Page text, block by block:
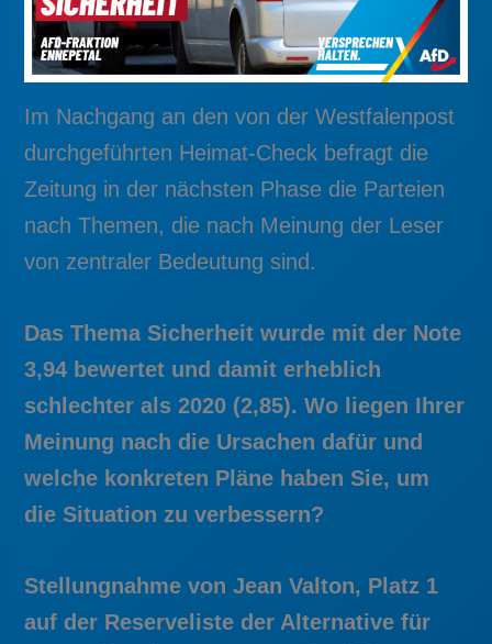
Im Nachgang an den von der Westfalenpost
durchgeführten Heimat-Check befragt die
Zeitung in der nächsten Phase die Parteien
nach Themen, die nach Meinung der Leser
von zentraler Bedeutung sind.
Das Thema Sicherheit wurde mit der Note
3,94 bewertet und damit erheblich
schlechter als 2020 (2,85). Wo liegen Ihrer
Meinung nach die Ursachen dafür und
welche konkreten Pläne haben Sie, um
die Situation zu verbessern?
Stellungnahme von Jean Valton, Platz 1
auf der Reserveliste der Alternative für